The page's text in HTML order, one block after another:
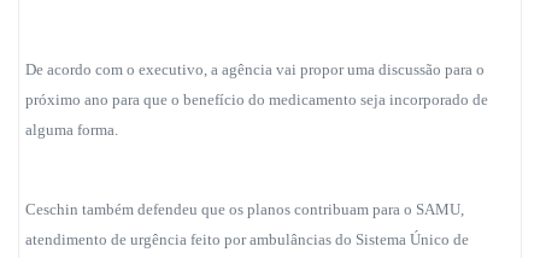
De acordo com o executivo, a agência vai propor uma discussão para o
próximo ano para que o benefício do medicamento seja incorporado de
alguma forma.
Ceschin também defendeu que os planos contribuam para o SAMU
atendimento de urgência feito por ambulâncias do Sistema Único de